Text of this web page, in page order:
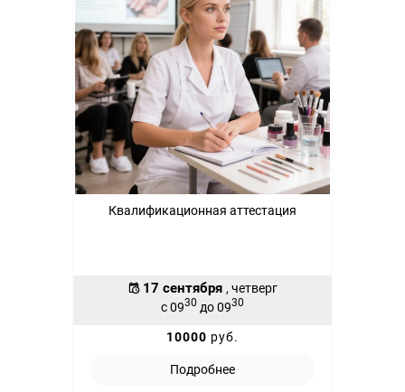
Квалификационная аттестация
17 сентября , четверг
с 0930 до 0930
10000 руб.
Подробнее